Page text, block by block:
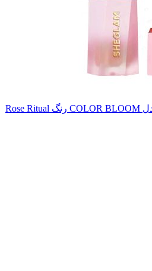
رژ گونه مایع شیگلم مدل COLOR BLOOM رنگ Rose Ritual